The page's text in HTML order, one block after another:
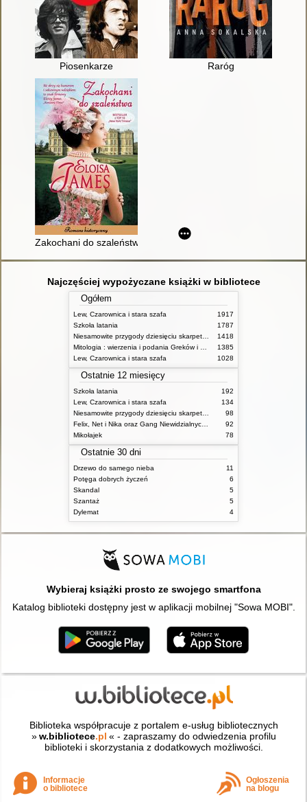
Piosenkarze Raróg
Zakochani do szaleństwa
Najczęściej wypożyczane książki w bibliotece
Ogółem
Lew, Czarownica i stara szafa
1917
Szkoła latania
1787
Niesamowite przygody dziesięciu skarpetek (czterech prawych i sześciu lewych)
1418
Mitologia : wierzenia i podania Greków i Rzymian
1385
Lew, Czarownica i stara szafa
1028
Ostatnie 12 miesięcy
Szkoła latania
192
Lew, Czarownica i stara szafa
134
Niesamowite przygody dziesięciu skarpetek (czterech prawych i sześciu lewych)
98
Felix, Net i Nika oraz Gang Niewidzialnych Ludzi
92
Mikołajek
78
Ostatnie 30 dni
Drzewo do samego nieba
11
Potęga dobrych życzeń
6
Skandal
5
Szantaż
5
Dylemat
4
Wybieraj książki prosto ze swojego smartfona
Katalog biblioteki dostępny jest w aplikacji mobilnej "Sowa MOBI".
Biblioteka współpracuje z portalem e-usług bibliotecznych
» w.bibliotece.pl « - zapraszamy do odwiedzenia profilu
biblioteki i skorzystania z dodatkowych możliwości.
Informacje
o bibliotece
Ogłoszenia
na blogu